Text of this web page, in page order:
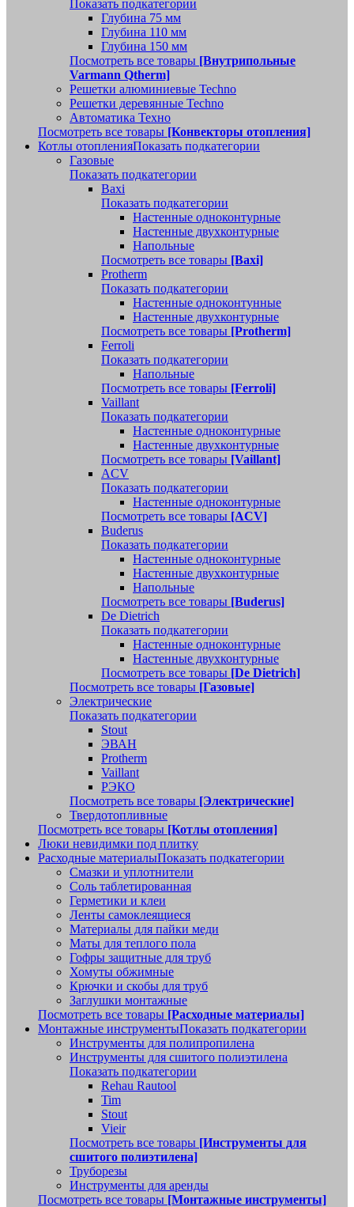
Показать подкатегории
Глубина 75 мм
Глубина 110 мм
Глубина 150 мм
Посмотреть все товары [Внутрипольные
Varmann Qtherm]
Решетки алюминиевые Techno
Решетки деревянные Techno
Автоматика Техно
Посмотреть все товары [Конвекторы отопления]
Котлы отопленияПоказать подкатегории
Газовые
Показать подкатегории
Baxi
Показать подкатегории
Настенные одноконтурные
Настенные двухконтурные
Напольные
Посмотреть все товары [Baxi]
Protherm
Показать подкатегории
Настенные одноконтунные
Настенные двухконтурные
Посмотреть все товары [Protherm]
Ferroli
Показать подкатегории
Напольные
Посмотреть все товары [Ferroli]
Vaillant
Показать подкатегории
Настенные одноконтурные
Настенные двухконтурные
Посмотреть все товары [Vaillant]
ACV
Показать подкатегории
Настенные одноконтурные
Посмотреть все товары [ACV]
Buderus
Показать подкатегории
Настенные одноконтурные
Настенные двухконтурные
Напольные
Посмотреть все товары [Buderus]
De Dietrich
Показать подкатегории
Настенные одноконтурные
Настенные двухконтурные
Посмотреть все товары [De Dietrich]
Посмотреть все товары [Газовые]
Электрические
Показать подкатегории
Stout
ЭВАН
Protherm
Vaillant
РЭКО
Посмотреть все товары [Электрические]
Твердотопливные
Посмотреть все товары [Котлы отопления]
Люки невидимки под плитку
Расходные материалыПоказать подкатегории
Смазки и уплотнители
Соль таблетированная
Герметики и клеи
Ленты самоклеящиеся
Материалы для пайки меди
Маты для теплого пола
Гофры защитные для труб
Хомуты обжимные
Крючки и скобы для труб
Заглушки монтажные
Посмотреть все товары [Расходные материалы]
Монтажные инструментыПоказать подкатегории
Инструменты для полипропилена
Инструменты для сшитого полиэтилена
Показать подкатегории
Rehau Rautool
Tim
Stout
Vieir
Посмотреть все товары [Инструменты для
сшитого полиэтилена]
Труборезы
Инструменты для аренды
Посмотреть все товары [Монтажные инструменты]